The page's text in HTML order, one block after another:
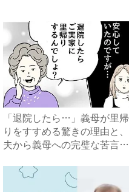
「退院したら…」義母が里帰
りをすすめる驚きの理由と、
夫から義母への完璧な苦言